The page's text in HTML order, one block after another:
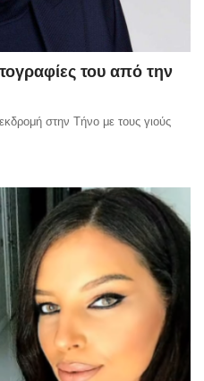
του από την
στην Τήνο με τους γιούς